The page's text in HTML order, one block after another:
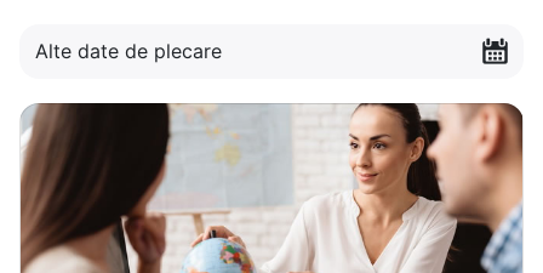
Alte date de plecare